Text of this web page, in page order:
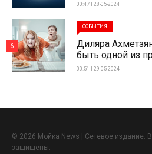
00:47 | 28-05-2024
СОБЫТИЯ
Диляра
быть одной из
00:51 | 29-05-2024
6
© 2026 Мойка News | Сетевое издание.
защищены.